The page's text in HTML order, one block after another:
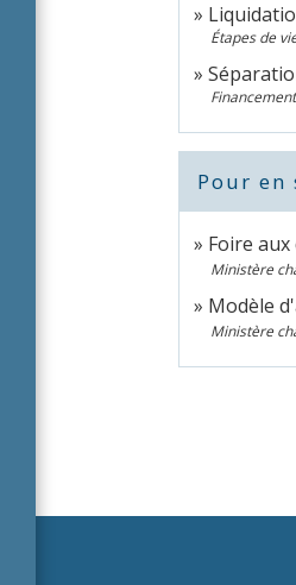
Étapes de
Financement
Pour en
Foire
Ministère
Modèle
Ministère